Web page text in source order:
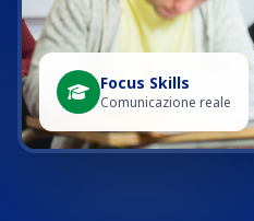
Focus Skills
Comunicazione reale